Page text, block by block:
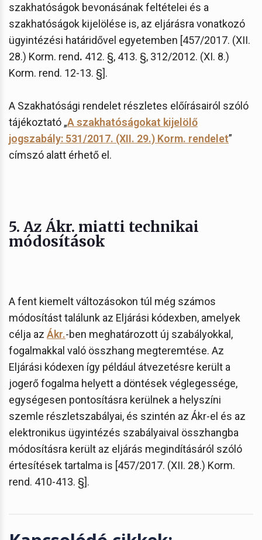
szakhatóságok bevonásának feltételei és a
szakhatóságok kijelölése is, az eljárásra vonatkozó
ügyintézési határidővel egyetemben [457/2017. (XII.
28.) Korm. rend. 412. §, 413. §, 312/2012. (XI. 8.)
Korm. rend. 12-13. §].
A Szakhatósági rendelet részletes előírásairól szóló
tájékoztató „A szakhatóságokat kijelölő
jogszabály: 531/2017. (XII. 29.) Korm. rendelet”
címszó alatt érhető el.
5. Az Ákr. miatti technikai
módosítások
A fent kiemelt változásokon túl még számos
módosítást találunk az Eljárási kódexben, amelyek
célja az Ákr.-ben meghatározott új szabályokkal,
fogalmakkal való összhang megteremtése. Az
Eljárási kódexen így például átvezetésre került a
jogerő fogalma helyett a döntések véglegessége,
egységesen pontosításra kerülnek a helyszíni
szemle részletszabályai, és szintén az Ákr-el és az
elektronikus ügyintézés szabályaival összhangba
módosításra került az eljárás megindításáról szóló
értesítések tartalma is [457/2017. (XII. 28.) Korm.
rend. 410-413. §].